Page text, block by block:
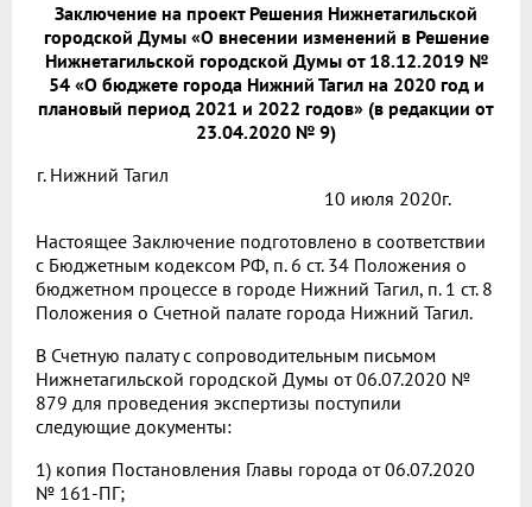
Заключение на проект Решения Нижнетагильской
городской Думы «О внесении изменений в Решение
Нижнетагильской городской Думы от 18.12.2019 №
54 «О бюджете города Нижний Тагил на 2020 год и
плановый период 2021 и 2022 годов» (в редакции от
23.04.2020 № 9)
г. Нижний Тагил
10 июля 2020г.
Настоящее Заключение подготовлено в соответствии
с Бюджетным кодексом РФ, п. 6 ст. 34 Положения о
бюджетном процессе в городе Нижний Тагил, п. 1 ст. 8
Положения о Счетной палате города Нижний Тагил.
В Счетную палату с сопроводительным письмом
Нижнетагильской городской Думы от 06.07.2020 №
879 для проведения экспертизы поступили
следующие документы:
1) копия Постановления Главы города от 06.07.2020
№ 161-ПГ;